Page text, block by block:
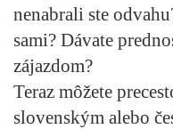
nenabrali ste
sami? Dávate
zájazdom?
Teraz môžete
slovenským alebo